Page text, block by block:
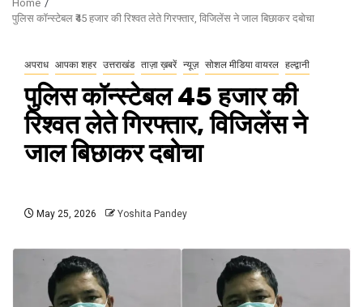
Home
पुलिस कॉन्स्टेबल ₹45 हजार की रिश्वत लेते गिरफ्तार, विजिलेंस ने जाल बिछाकर दबोचा
अपराध आपका शहर उत्तराखंड ताज़ा ख़बरें न्यूज़ सोशल मीडिया वायरल हल्द्वानी
पुलिस कॉन्स्टेबल ₹45 हजार की
रिश्वत लेते गिरफ्तार, विजिलेंस ने
जाल बिछाकर दबोचा
May 25, 2026 Yoshita Pandey